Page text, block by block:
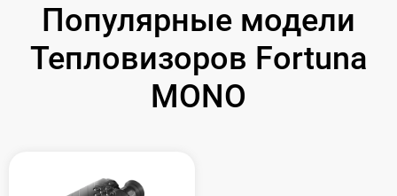
Популярные модели
Тепловизоров Fortuna
MONO